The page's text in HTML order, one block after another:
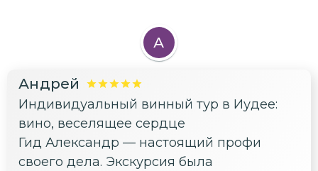
А
Андрей
Индивидуальный винный тур в Иудее:
вино, веселящее сердце
Гид Александр — настоящий профи
своего дела. Экскурсия была